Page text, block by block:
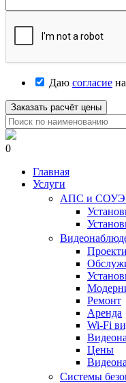
Даю согласие
Заказать расчёт цены
0
Главная
Услуги
АПС и СОУЭ
Ремонт
Аренда
Wi-Fi
Цены
Системы